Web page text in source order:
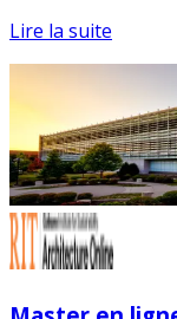
Lire la suite